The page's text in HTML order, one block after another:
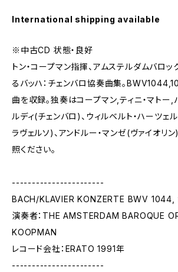
International shipping available
※中古CD 状態・良好
トン・コープマン指揮、アムステルダムバロッ
るバッハ：チェンバロ協奏曲集。
曲を収録。独奏はコープマン,ティニ・マトー,
ルディ(チェンバロ)、ウィルベルト・ハーツェル
ラヴェルソ)、アンドルー・マンゼ(ヴァイオリ
照ください。
-----------------------
BACH/KLAVIER KONZERTE BWV
演奏者：THE AMSTERDAM BAROQUE
KOOPMAN
レコード会社：ERATO 1991年
-----------------------